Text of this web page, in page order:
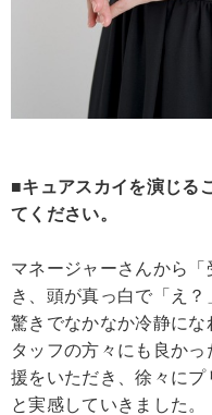
■キュアスカイを演じる
てください。
マネージャーさんから
き、頭が真っ白で「え？
驚きでなかなか冷静に
タッフの方々にも良か
援をいただき、徐々に
と実感していきました。